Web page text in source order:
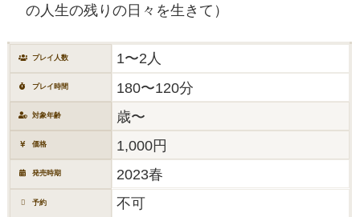
の人生の残りの日々を生きて）
プレイ人数 1〜2人
プレイ時間 180〜120分
対象年齢 歳〜
価格 1,000円
発売時期 2023春
予約 不可